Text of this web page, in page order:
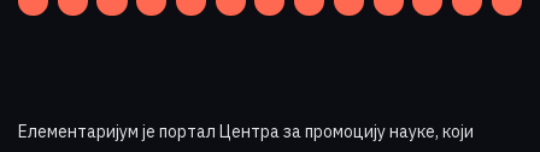
Елементаријум је портал Центра за промоцију науке, који